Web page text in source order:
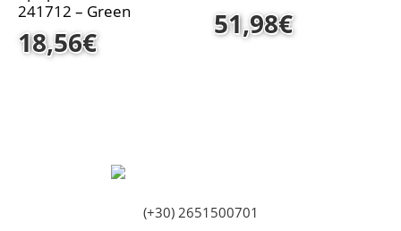
241712 – Green
18,56€
51,98€
(+30) 2651500701